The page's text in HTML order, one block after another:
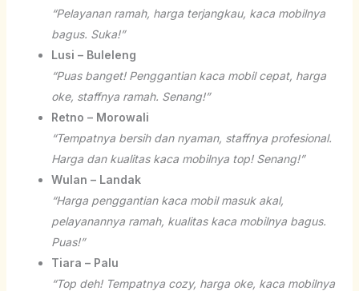
“Pelayanan ramah, harga terjangkau, kaca mobilnya
bagus. Suka!”
Lusi – Buleleng
“Puas banget! Penggantian kaca mobil cepat, harga
oke, staffnya ramah. Senang!”
Retno – Morowali
“Tempatnya bersih dan nyaman, staffnya profesional.
Harga dan kualitas kaca mobilnya top! Senang!”
Wulan – Landak
“Harga penggantian kaca mobil masuk akal,
pelayanannya ramah, kualitas kaca mobilnya bagus.
Puas!”
Tiara – Palu
“Top deh! Tempatnya cozy, harga oke, kaca mobilnya